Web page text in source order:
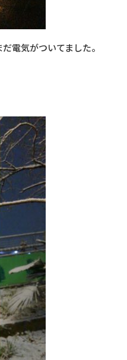
電気がついてました。